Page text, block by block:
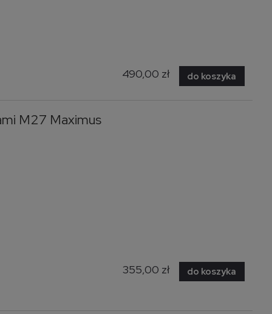
490,00 zł do koszyka
M27 Maximus
355,00 zł do koszyka